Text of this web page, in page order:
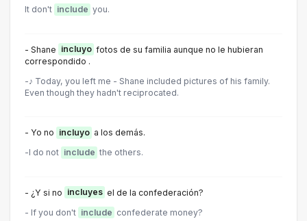
It don't include you.
- Shane incluyo fotos de su familia aunque no le hubieran
correspondido .
-♪ Today, you left me - Shane included pictures of his family.
Even though they hadn't reciprocated.
- Yo no incluyo a los demás.
-l do not include the others.
- ¿Y si no incluyes el de la confederación?
- If you don't include confederate money?